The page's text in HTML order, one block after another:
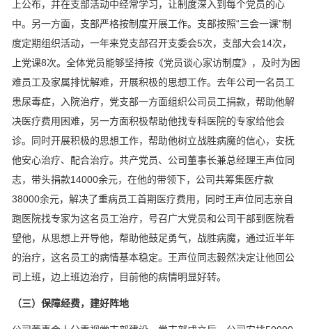
上公布，并在支部活动中经常学习，让制度深入到每个党员的心
中。另一方面，支部严格按制度开展工作。支部按照“三会一课”制
度定期组织活动，一年来党支部召开支委会5次，支部大会14次，
上党课8次。全体党员能够坚持按《党员谈心家访制度》，及时为困
难员工及家属排忧解难，开展积极的思想工作。去年公司一名员工
患尿毒症，入院治疗，党支部一方面组织公司员工捐款，帮助他解
决医疗费用困难，另一方面积极帮助他找专科医院的专家给他会
诊。同时开展积极的思想工作，帮助他树立战胜病魔的信心，安抚
他安心治疗、配合治疗。共产党员、公司董事长兼总经理王声位同
志，带头捐款14000余元，在他的带领下，公司共筹集医疗款
38000余元，解决了重病员工首期医疗费用，同时王声位同志亲自
跑医院找专家为这名员工治疗，号召广大党员和公司干部到医院看
望他，从思想上开导他，帮助他鼓足勇气，战胜病魔，通过近半年
的治疗，这名员工的病情基本稳定。王声位同志毅然决定让他回公
司上班，边上班边治疗，目前他的病情明显好转。
（三）保障经费，建好阵地